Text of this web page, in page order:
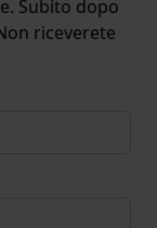
Subito dopo
riceverete